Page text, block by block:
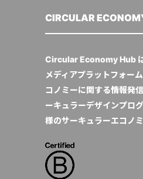
CIRCULAR
Circular Economy Hub
メディアプラットフォー
コノミーに関する情報発
ーキュラーデザインプロ
様のサーキュラーエコノ